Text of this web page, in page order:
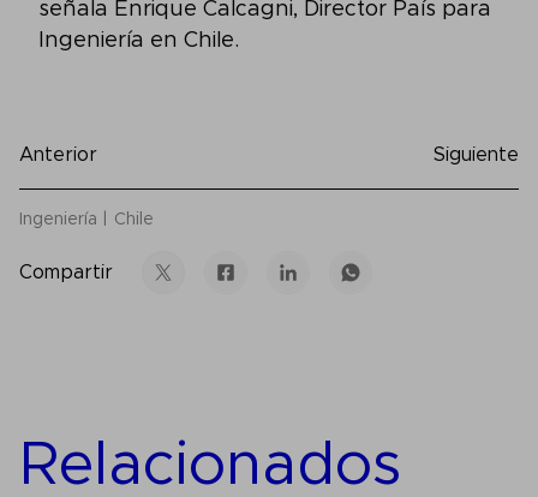
señala Enrique Calcagni, Director País para
Ingeniería en Chile.
Anterior Siguiente
Ingeniería Chile
Compartir
Relacionados